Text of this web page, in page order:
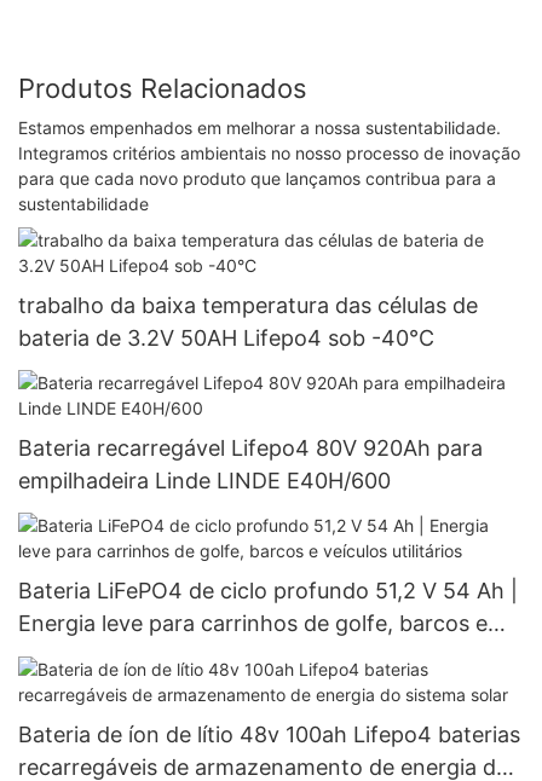
Produtos Relacionados
Estamos empenhados em melhorar a nossa sustentabilidade.
Integramos critérios ambientais no nosso processo de inovação
para que cada novo produto que lançamos contribua para a
sustentabilidade
trabalho da baixa temperatura das células de
bateria de 3.2V 50AH Lifepo4 sob -40°C
Bateria recarregável Lifepo4 80V 920Ah para
empilhadeira Linde LINDE E40H/600
Bateria LiFePO4 de ciclo profundo 51,2 V 54 Ah |
Energia leve para carrinhos de golfe, barcos e
veículos utilitários
Bateria de íon de lítio 48v 100ah Lifepo4 baterias
recarregáveis ​​de armazenamento de energia do